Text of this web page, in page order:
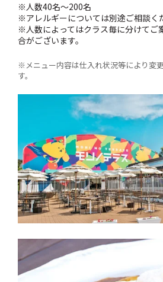
※人数40名〜200名
※アレルギーについては別途ご相談く
※人数によってはクラス毎に分けてご
合がございます。
※メニュー内容は仕入れ状況等により変
す。